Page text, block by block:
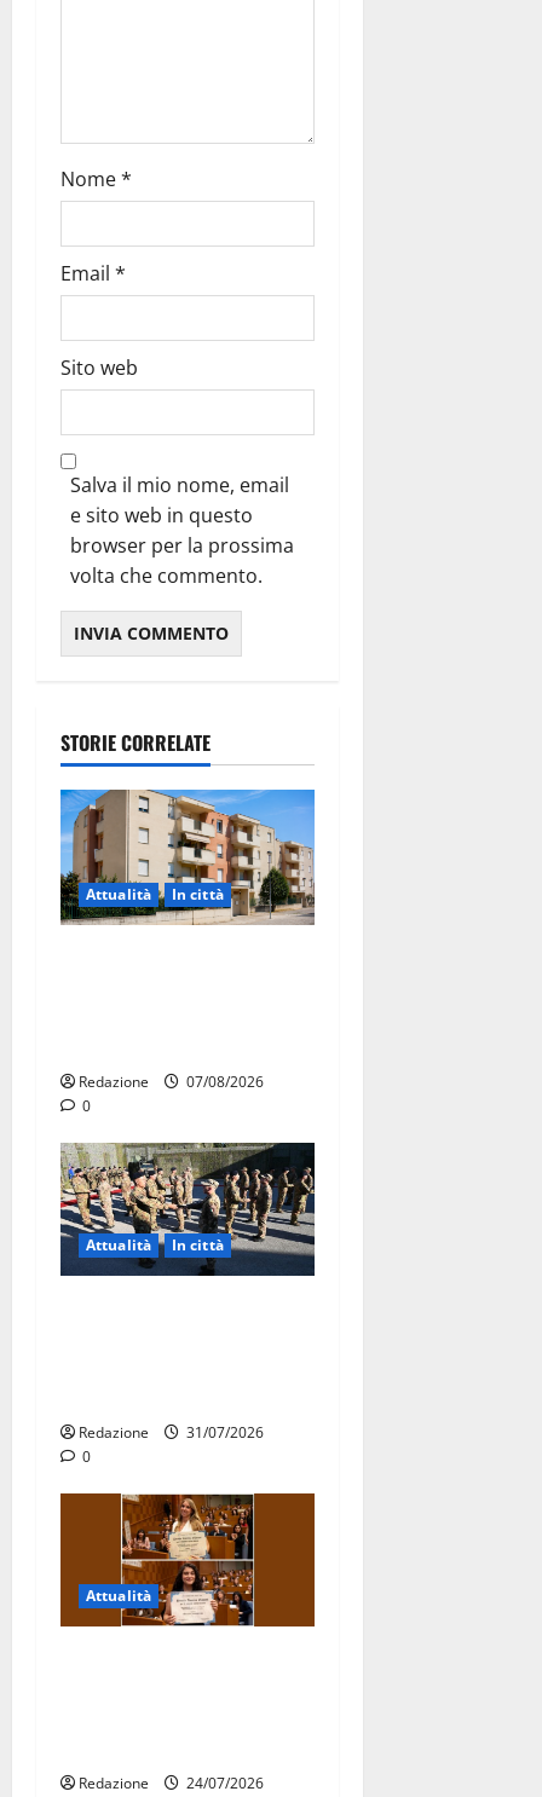
Nome*
Email *
Sito web
Salva il mio nome, email
e sito web in questo
browser per la prossima
volta che commento.
STORIE CORRELATE
Attualità In città
Redazione
07/08/2026
0
Attualità In città
Redazione
31/07/2026
0
Attualità
Redazione 24/07/2026